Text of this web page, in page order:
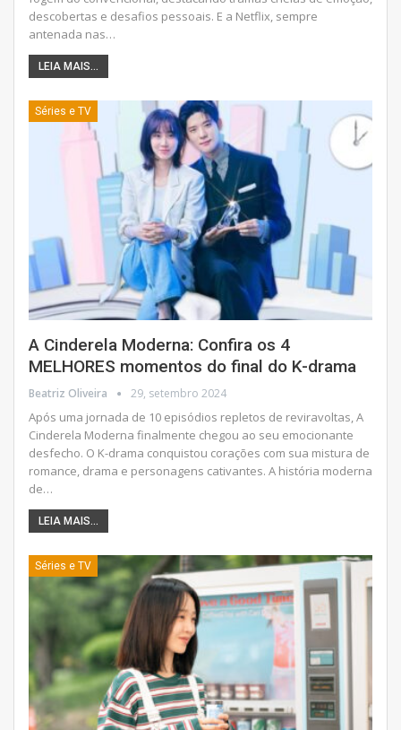
descobertas e desafios pessoais. E a Netflix, sempre
antenada nas…
LEIA MAIS...
Séries e TV
A Cinderela Moderna: Confira os 4
MELHORES momentos do final do K-drama
Beatriz Oliveira 29, setembro 2024
Após uma jornada de 10 episódios repletos de reviravoltas, A
Cinderela Moderna finalmente chegou ao seu emocionante
desfecho. O K-drama conquistou corações com sua mistura de
romance, drama e personagens cativantes. A história moderna
de…
LEIA MAIS...
Séries e TV